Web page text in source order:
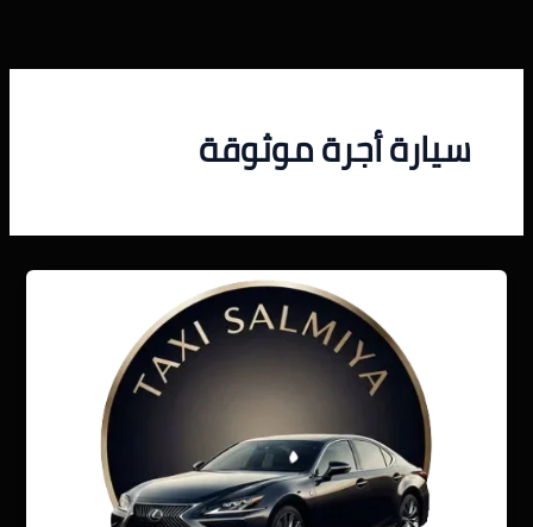
المحتوى
سيارة أجرة موثوقة